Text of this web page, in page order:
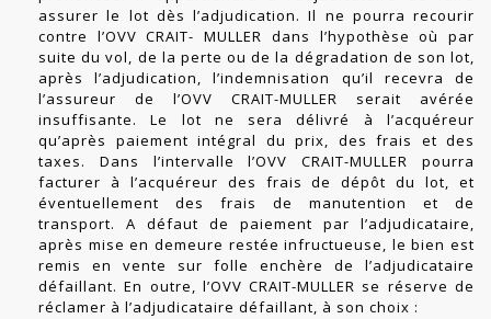
assurer le lot dès l’adjudication. Il ne pourra recourir
contre l’OVV CRAIT- MULLER dans l’hypothèse où par
suite du vol, de la perte ou de la dégradation de son lot,
après l’adjudication, l’indemnisation qu’il recevra de
l’assureur de l’OVV CRAIT-MULLER serait avérée
insuffisante. Le lot ne sera délivré à l’acquéreur
qu’après paiement intégral du prix, des frais et des
taxes. Dans l’intervalle l’OVV CRAIT-MULLER pourra
facturer à l’acquéreur des frais de dépôt du lot, et
éventuellement des frais de manutention et de
transport. A défaut de paiement par l’adjudicataire,
après mise en demeure restée infructueuse, le bien est
remis en vente sur folle enchère de l’adjudicataire
défaillant. En outre, l’OVV CRAIT-MULLER se réserve de
réclamer à l’adjudicataire défaillant, à son choix :